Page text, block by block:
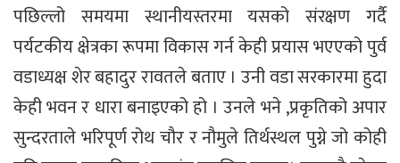
पछिल्लो समयमा स्थानीयस्तरमा यसको संरक्षण गर्दै
पर्यटकीय क्षेत्रका रूपमा विकास गर्न केही प्रयास भएएको पुर्व
वडाध्यक्ष शेर बहादुर रावतले बताए । उनी वडा सरकारमा हुदा
केही भवन र धारा बनाइएको हो । उनले भने ,प्रकृतिको अपार
सुन्दरताले भरिपूर्ण रोथ चौर र नौमुले तिर्थस्थल पुग्ने जो कोही